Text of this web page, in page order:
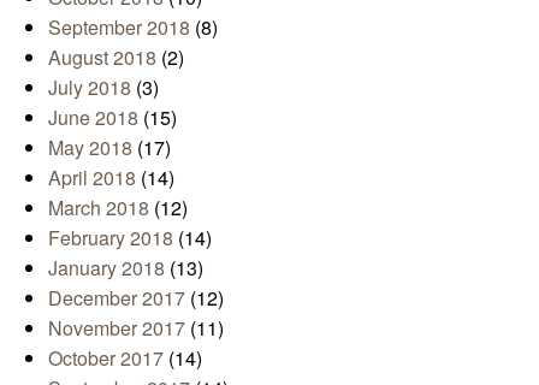
September 2018 (8)
August 2018 (2)
July 2018 (3)
June 2018 (15)
May 2018 (17)
April 2018 (14)
March 2018 (12)
February 2018 (14)
January 2018 (13)
December 2017 (12)
November 2017 (11)
October 2017 (14)